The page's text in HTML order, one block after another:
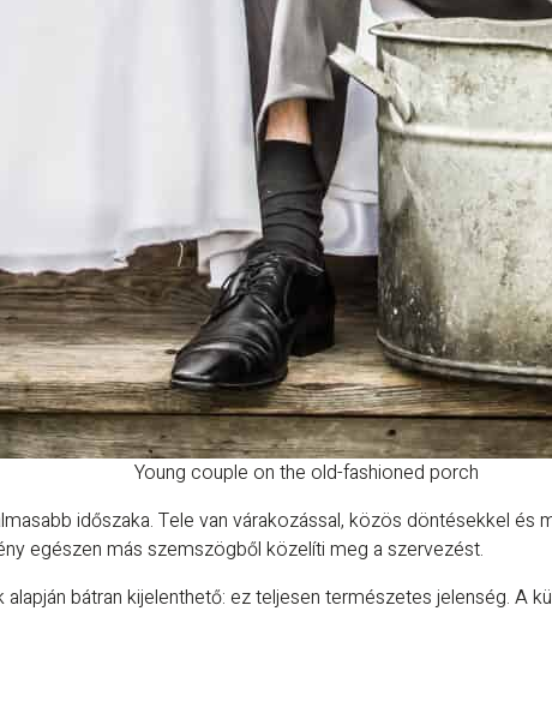
Young couple on the old-fashioned porch
időszaka. Tele van várakozással, közös döntésekkel
egészen más szemszögből közelíti meg a szervezést.
bátran kijelenthető: ez teljesen természetes jelenség. A